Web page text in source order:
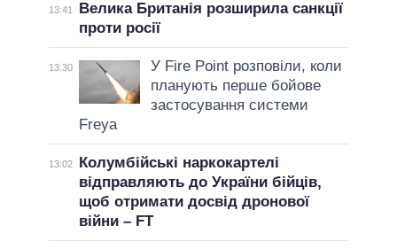
13:41
Велика Британія розширила санкції
проти росії
13:30
У Fire Point розповіли, коли
планують перше бойове
застосування системи
Freya
13:02
Колумбійські наркокартелі
відправляють до України бійців,
щоб отримати досвід дронової
війни – FT